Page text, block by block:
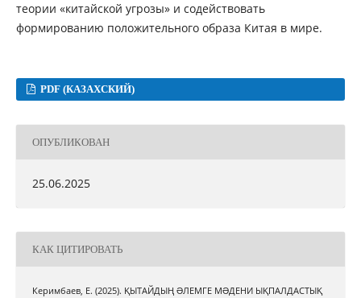
теории «китайской угрозы» и содействовать
формированию положительного образа Китая в мире.
PDF (КАЗАХСКИЙ)
ОПУБЛИКОВАН
25.06.2025
КАК ЦИТИРОВАТЬ
Керимбаев, Е. (2025). ҚЫТАЙДЫҢ ƏЛЕМГЕ МƏДЕНИ ЫҚПАЛДАСТЫҚ